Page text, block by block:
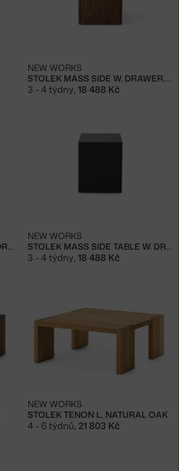
STOLEK MASS SIDE W. DRAWER, WALNUT
NEW WORKS
3 - 4 týdny, 18 488 Kč
STOLEK MASS SIDE TABLE W. DRAWER, OAK STOLEK MASS SIDE TABLE W. DRAWER, BLACK OAK
NEW WORKS
3 - 4 týdny, 18 488 Kč
STOLEK TENON L, NATURAL OAK
NEW WORKS
4 - 6 týdnů, 21 803 Kč